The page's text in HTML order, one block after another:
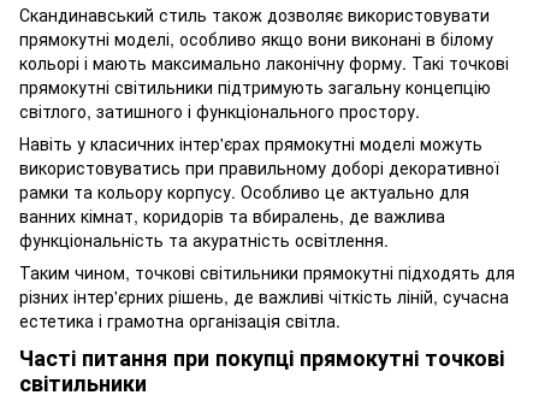
Скандинавський стиль також дозволяє використовувати
прямокутні моделі, особливо якщо вони виконані в білому
кольорі і мають максимально лаконічну форму. Такі точкові
прямокутні світильники підтримують загальну концепцію
світлого, затишного і функціонального простору.
Навіть у класичних інтер'єрах прямокутні моделі можуть
використовуватись при правильному доборі декоративної
рамки та кольору корпусу. Особливо це актуально для
ванних кімнат, коридорів та вбиралень, де важлива
функціональність та акуратність освітлення.
Таким чином, точкові світильники прямокутні підходять для
різних інтер'єрних рішень, де важливі чіткість ліній, сучасна
естетика і грамотна організація світла.
Часті питання при покупці прямокутні точкові
світильники